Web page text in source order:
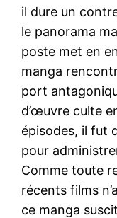
il dure un
le panorama
poste met en
manga
port
d’œuvre culte
épisodes, il fut
pour
Comme toute
récents films
ce manga